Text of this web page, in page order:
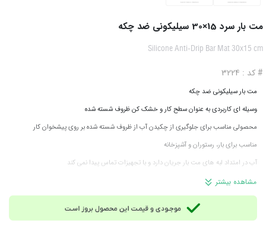
مت بار سرد 15×30 سیلیکونی ضد چکه
Silicone Anti-Drip Bar Mat 30x15 cm
# کد : 3224
مت بار سیلیکونی ضد چکه
وسیله ای کاربردی به عنوان سطح کار و خشک کن ظروف شسته شده
محصولی مناسب برای جلوگیری از چکیدن آب از ظروف شسته شده بر روی پیشخوان کار
مناسب برای بار، رستوران و آشپزخانه
آب در امتداد لبه های مت بار جریان دارد و با تجهیزات تماس پیدا نمی کند
دارای سطوح برجسته برای نگهداری بهتر و پایداری خوب برای قرار دادن ظروف
از جنس سیلیکونی
انعطاف پذیر و با دوام بالا
مشاهده بیشتر